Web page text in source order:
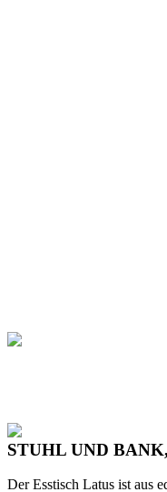
STUHL UND
Der Esstisch Latus ist aus